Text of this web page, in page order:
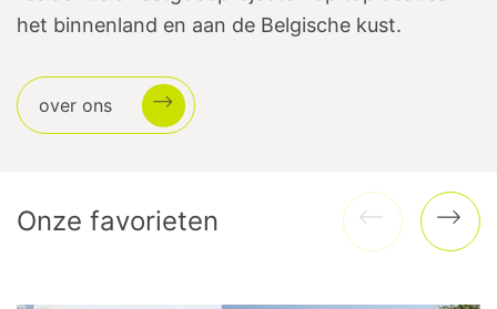
het binnenland en aan de Belgische kust.
over ons
Onze favorieten Verzenden